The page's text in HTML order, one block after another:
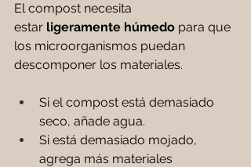
El compost necesita
estar ligeramente húmedo para que
los microorganismos puedan
descomponer los materiales.
Si el compost está demasiado
seco, añade agua.
Si está demasiado mojado,
agrega más materiales